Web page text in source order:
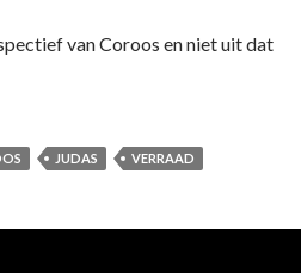
van Coroos en niet uit dat
JUDAS VERRAAD